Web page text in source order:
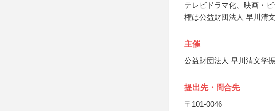
テレビドラマ化、映画・
権は公益財団法人 早川清
主催
公益財団法人 早川清文学
提出先・問合先
〒101-0046